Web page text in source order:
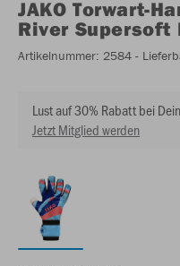
JAKO Torwart-
River Supersoft
Artikelnummer: 2584 -
Lust auf 30% Rabatt bei
Jetzt Mitglied werden